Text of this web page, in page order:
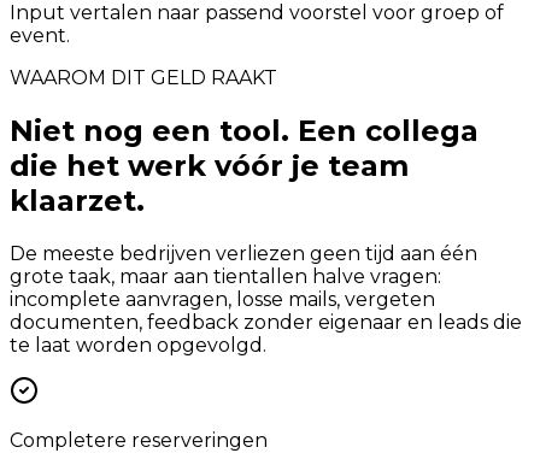
Input vertalen naar passend voorstel voor groep of
event.
WAAROM DIT GELD RAAKT
Niet nog een tool. Een collega
die het werk vóór je team
klaarzet.
De meeste bedrijven verliezen geen tijd aan één
grote taak, maar aan tientallen halve vragen:
incomplete aanvragen, losse mails, vergeten
documenten, feedback zonder eigenaar en leads die
te laat worden opgevolgd.
Completere reserveringen